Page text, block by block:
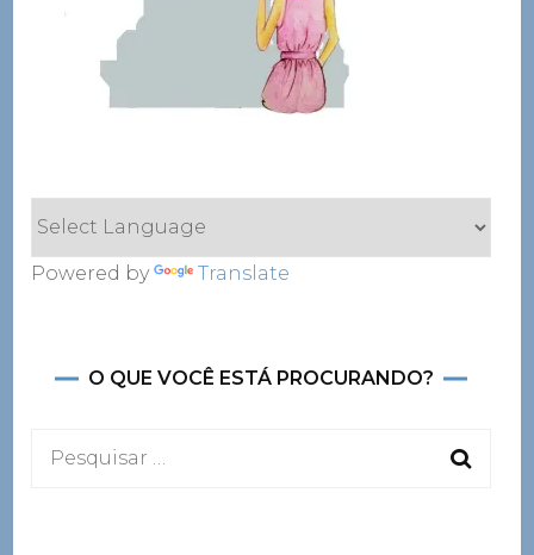
Powered by Translate
O QUE VOCÊ ESTÁ PROCURANDO?
Pesquisar